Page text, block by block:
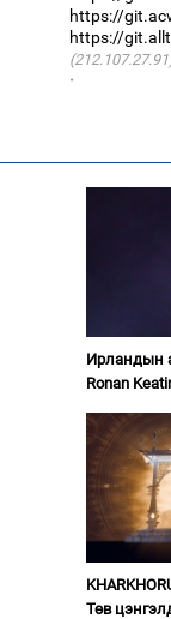
https://
https://
·
Ирландын
Ronan
Төв